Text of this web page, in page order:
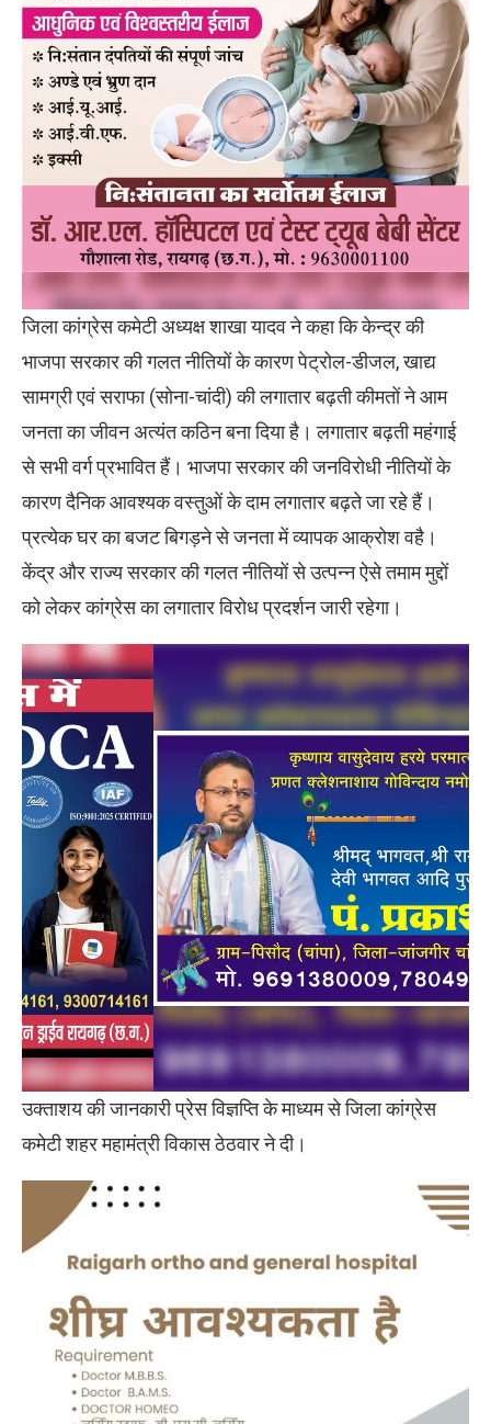
जिला कांग्रेस कमेटी अध्यक्ष शाखा यादव ने कहा कि केन्द्र की
भाजपा सरकार की गलत नीतियों के कारण पेट्रोल-डीजल, खाद्य
सामग्री एवं सराफा (सोना-चांदी) की लगातार बढ़ती कीमतों ने आम
जनता का जीवन अत्यंत कठिन बना दिया है। लगातार बढ़ती महंगाई
से सभी वर्ग प्रभावित हैं। भाजपा सरकार की जनविरोधी नीतियों के
कारण दैनिक आवश्यक वस्तुओं के दाम लगातार बढ़ते जा रहे हैं।
प्रत्येक घर का बजट बिगड़ने से जनता में व्यापक आक्रोश वहै।
केंद्र और राज्य सरकार की गलत नीतियों से उत्पन्न ऐसे तमाम मुद्दों
को लेकर कांग्रेस का लगातार विरोध प्रदर्शन जारी रहेगा।
उक्ताशय की जानकारी प्रेस विज्ञप्ति के माध्यम से जिला कांग्रेस
कमेटी शहर महामंत्री विकास ठेठवार ने दी।